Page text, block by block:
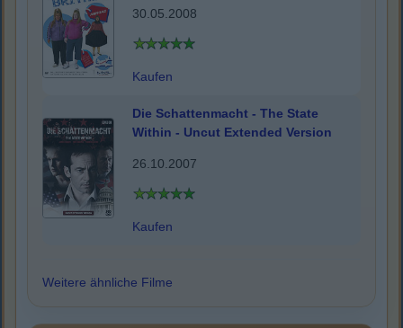
30.05.2008
Kaufen
Die Schattenmacht - The State
Within - Uncut Extended Version
26.10.2007
Kaufen
Weitere ähnliche Filme